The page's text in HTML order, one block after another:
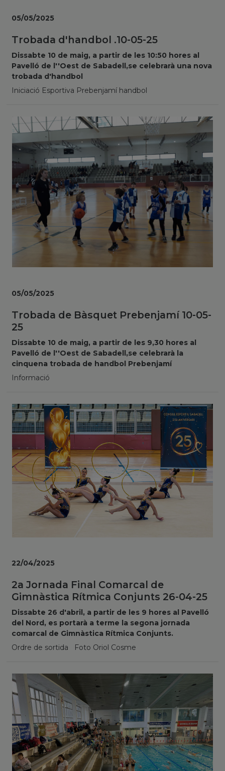
Trobada d'handbol .10-05-25
Dissabte 10 de maig, a partir de les 10:50 hores al
Pavelló de l''Oest de Sabadell,se celebrarà una nova
trobada d'handbol
Iniciació Esportiva Prebenjamí handbol
05/05/2025
Trobada de Bàsquet Prebenjamí 10-05-
25
Dissabte 10 de maig, a partir de les 9,30 hores al
Pavelló de l''Oest de Sabadell,se celebrarà la
cinquena trobada de handbol Prebenjamí
Informació
05/05/2025
2a Jornada Final Comarcal de
Gimnàstica Rítmica Conjunts 26-04-25
Dissabte 26 d'abril, a partir de les 9 hores al Pavelló
del Nord, es portarà a terme la segona jornada
comarcal de Gimnàstica Rítmica Conjunts.
Ordre de sortida Foto Oriol Cosme
22/04/2025